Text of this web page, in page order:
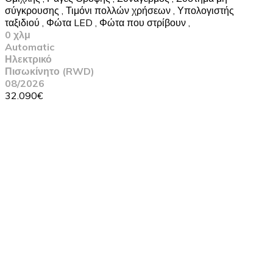
σύγκρουσης , Τιμόνι πολλών χρήσεων , Υπολογιστής
ταξιδιού , Φώτα LED , Φώτα που στρίβουν ,
0 χλμ
Automatic
Ηλεκτρικό
Πισωκίνητο (RWD)
08/2026
32.090€